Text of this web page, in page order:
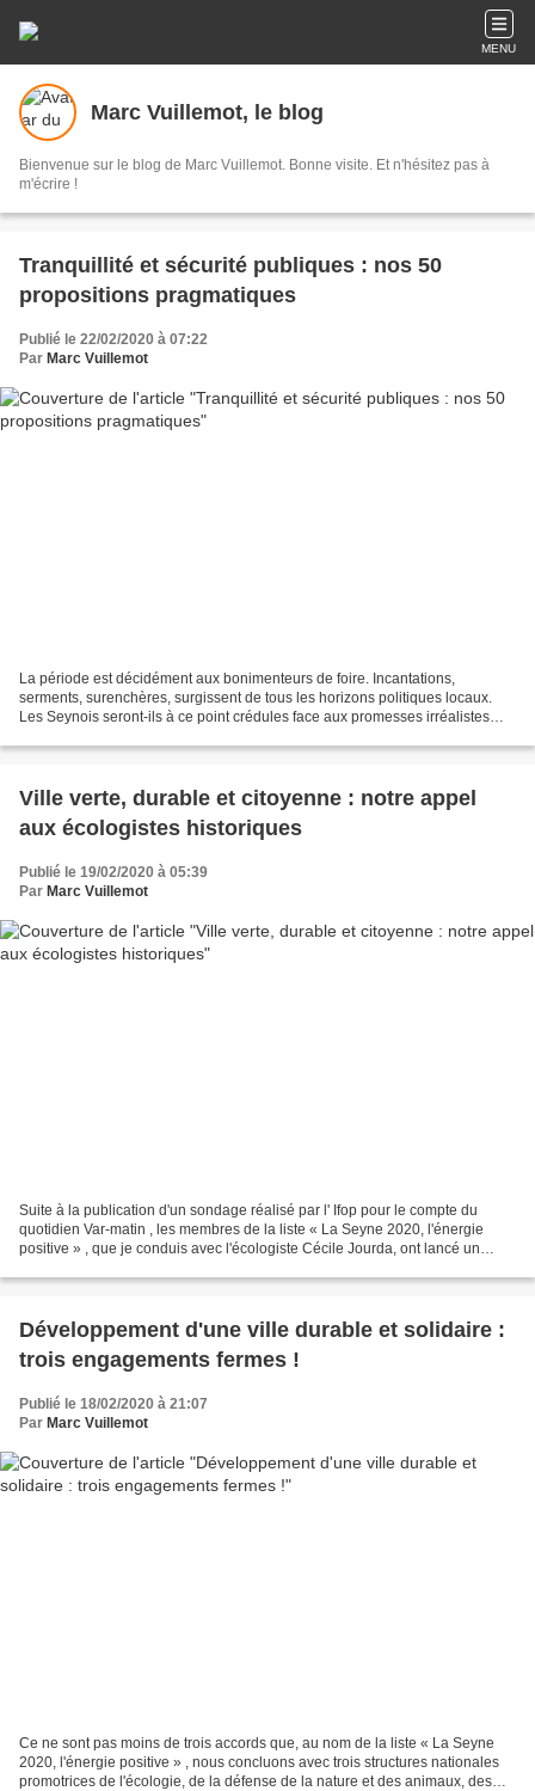
MENU
Marc Vuillemot, le blog
Bienvenue sur le blog de Marc Vuillemot. Bonne visite. Et n'hésitez pas à
m'écrire !
Tranquillité et sécurité publiques : nos 50
propositions pragmatiques
Publié le 22/02/2020 à 07:22
Par Marc Vuillemot
La période est décidément aux bonimenteurs de foire. Incantations,
serments, surenchères, surgissent de tous les horizons politiques locaux.
Les Seynois seront-ils à ce point crédules face aux promesses irréalistes
Ville verte, durable et citoyenne : notre appel
aux écologistes historiques
Publié le 19/02/2020 à 05:39
Par Marc Vuillemot
Suite à la publication d'un sondage réalisé par l' Ifop pour le compte du
quotidien Var-matin , les membres de la liste « La Seyne 2020, l'énergie
positive » , que je conduis avec l'écologiste Cécile Jourda, ont lancé un
Développement d'une ville durable et solidaire :
trois engagements fermes !
Publié le 18/02/2020 à 21:07
Par Marc Vuillemot
Ce ne sont pas moins de trois accords que, au nom de la liste « La Seyne
2020, l'énergie positive » , nous concluons avec trois structures nationales
promotrices de l'écologie, de la défense de la nature et des animaux, des